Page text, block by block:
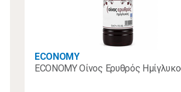
ECONOMY
ECONOMY Οίνος Ερυθρός